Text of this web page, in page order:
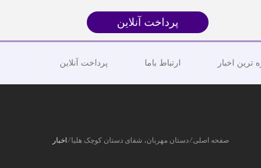
پرداخت آنلاین
ترین اخبار ارتباط باما پرداخت آنلاین
صفحه اصلی /دستان مهربان، شفای دستان کوچک هلیا / اخبار